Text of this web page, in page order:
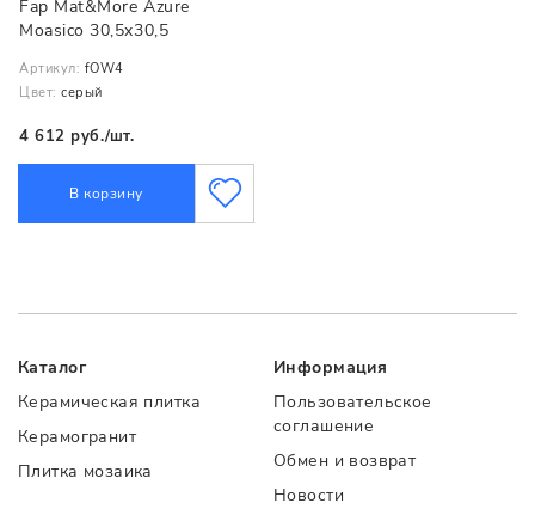
Fap Mat&More Azure
Moasico 30,5x30,5
Артикул: fOW4
Цвет: серый
4 612 руб./шт.
В корзину
Каталог
Керамическая плитка
Керамогранит
Плитка мозаика
Информация
Пользовательское
соглашение
Обмен и возврат
Новости